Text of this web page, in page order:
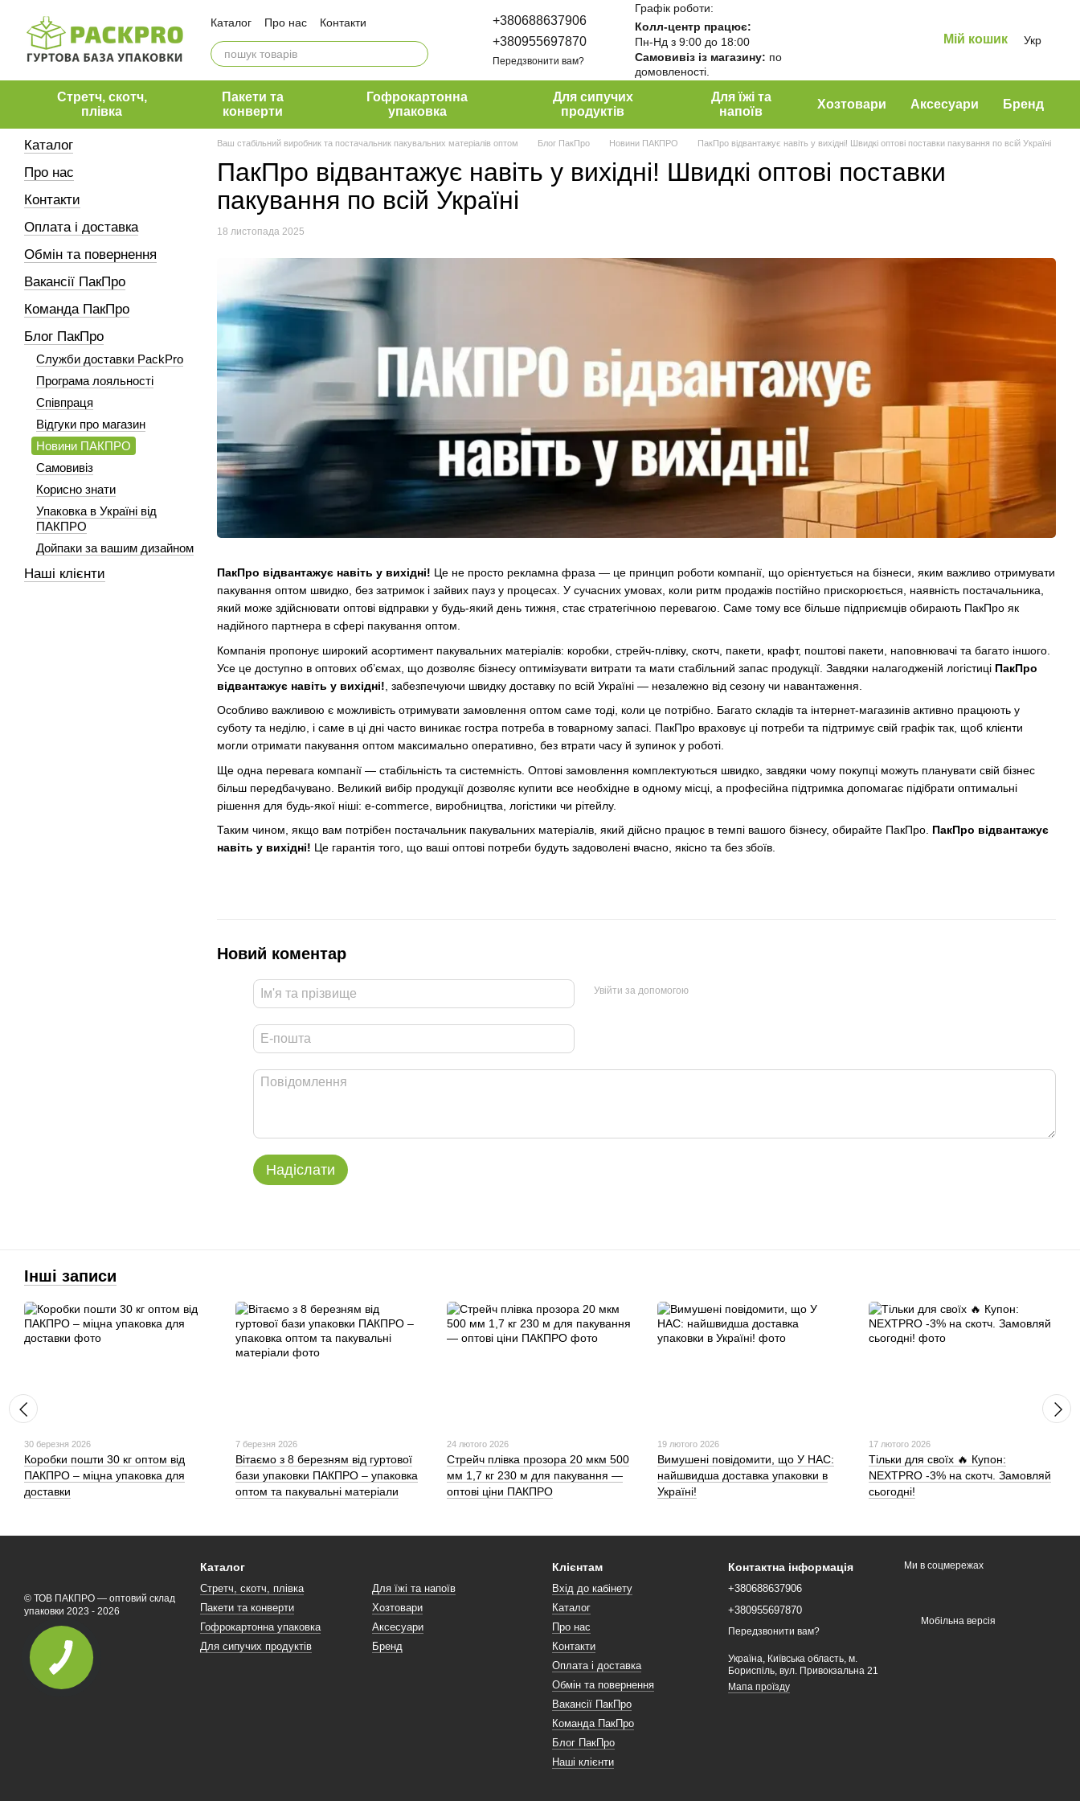
Каталог Про нас
Контакти
Оплата і доставка
Обмін та повернення
Блог ПакПро
Наші клієнти
+380688637906
+380955697870
Передзвонити вам?
Графік роботи:
Колл-центр працює:
Пн-Нд з 9:00 до 18:00
Самовивіз із магазину: по
домовленості.
Мій кошик Укр
Стретч, скотч,
плівка
Пакети та
конверти
Гофрокартонна
упаковка
Для сипучих
продуктів
Для їжі та
напоїв
Хозтовари Аксесуари Бренд
Ваш стабільний виробник та постачальник пакувальних матеріалів оптом Блог ПакПро Новини ПАКПРО ПакПро відвантажує навіть у вихідні! Швидкі оптові поставки пакування по всій Україні
ПакПро відвантажує навіть у вихідні! Швидкі оптові поставки
пакування по всій Україні
18 листопада 2025
ПакПро відвантажує навіть у вихідні! Це не просто рекламна фраза — це принцип роботи компанії, що орієнтується на бізнеси, яким важливо отримувати
пакування оптом швидко, без затримок і зайвих пауз у процесах. У сучасних умовах, коли ритм продажів постійно прискорюється, наявність постачальника,
який може здійснювати оптові відправки у будь-який день тижня, стає стратегічною перевагою. Саме тому все більше підприємців обирають ПакПро як
надійного партнера в сфері пакування оптом.
Компанія пропонує широкий асортимент пакувальних матеріалів: коробки, стрейч-плівку, скотч, пакети, крафт, поштові пакети, наповнювачі та багато іншого.
Усе це доступно в оптових об’ємах, що дозволяє бізнесу оптимізувати витрати та мати стабільний запас продукції. Завдяки налагодженій логістиці ПакПро
відвантажує навіть у вихідні! , забезпечуючи швидку доставку по всій Україні — незалежно від сезону чи навантаження.
Особливо важливою є можливість отримувати замовлення оптом саме тоді, коли це потрібно. Багато складів та інтернет-магазинів активно працюють у
суботу та неділю, і саме в ці дні часто виникає гостра потреба в товарному запасі. ПакПро враховує ці потреби та підтримує свій графік так, щоб клієнти
могли отримати пакування оптом максимально оперативно, без втрати часу й зупинок у роботі.
Ще одна перевага компанії — стабільність та системність. Оптові замовлення комплектуються швидко, завдяки чому покупці можуть планувати свій бізнес
більш передбачувано. Великий вибір продукції дозволяє купити все необхідне в одному місці, а професійна підтримка допомагає підібрати оптимальні
рішення для будь-якої ніші: e-commerce, виробництва, логістики чи рітейлу.
Таким чином, якщо вам потрібен постачальник пакувальних матеріалів, який дійсно працює в темпі вашого бізнесу, обирайте ПакПро. ПакПро відвантажує
навіть у вихідні! Це гарантія того, що ваші оптові потреби будуть задоволені вчасно, якісно та без збоїв.
Новий коментар
Увійти за допомогою
Надіслати
Каталог
Про нас
Контакти
Оплата і доставка
Обмін та повернення
Вакансії ПакПро
Команда ПакПро
Блог ПакПро
Служби доставки PackPro
Програма лояльності
Співпраця
Відгуки про магазин
Новини ПАКПРО
Самовивіз
Корисно знати
Упаковка в Україні від
ПАКПРО
Дойпаки за вашим дизайном
Наші клієнти
Інші записи
30 березня 2026
Коробки пошти 30 кг оптом від
ПАКПРО – міцна упаковка для
доставки
7 березня 2026
Вітаємо з 8 березням від гуртової
бази упаковки ПАКПРО – упаковка
оптом та пакувальні матеріали
24 лютого 2026
Стрейч плівка прозора 20 мкм 500
мм 1,7 кг 230 м для пакування —
оптові ціни ПАКПРО
19 лютого 2026
Вимушені повідомити, що У НАС:
найшвидша доставка упаковки в
Україні!
17 лютого 2026
Тільки для своїх 🔥 Купон:
NEXTPRO -3% на скотч. Замовляй
сьогодні!
© ТОВ ПАКПРО — оптовий склад
упаковки 2023 - 2026
Каталог
Стретч, скотч, плівка
Пакети та конверти
Гофрокартонна упаковка
Для сипучих продуктів
Для їжі та напоїв
Хозтовари
Аксесуари
Бренд
Клієнтам
Вхід до кабінету
Каталог
Про нас
Контакти
Оплата і доставка
Обмін та повернення
Вакансії ПакПро
Команда ПакПро
Блог ПакПро
Наші клієнти
Контактна інформація
+380688637906
+380955697870
Передзвонити вам?
Україна, Київська область, м.
Бориспіль, вул. Привокзальна 21
Мапа проїзду
Ми в соцмережах
Мобільна версія